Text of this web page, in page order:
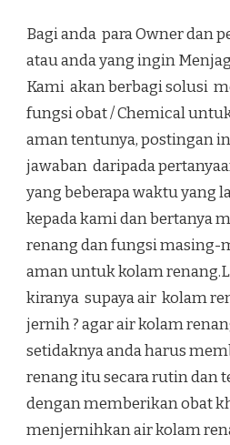
Bagi anda para Owner dan
atau anda yang ingin
Kami akan berbagi solusi
fungsi obat / Chemical
aman tentunya, postingan
jawaban daripada
yang beberapa waktu yang
kepada kami dan bertanya
renang dan fungsi masing-
aman untuk kolam
kiranya supaya air kolam
jernih ? agar air kolam
setidaknya anda harus
renang itu secara rutin dan
dengan memberikan obat
menjernihkan air kolam